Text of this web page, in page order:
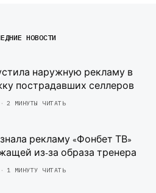
НОВОСТИ
наружную рекламу в
пострадавших селлеров
2 МИНУТЫ ЧИТАТЬ
рекламу «Фонбет ТВ»
из-за образа тренера
1 МИНУТУ ЧИТАТЬ